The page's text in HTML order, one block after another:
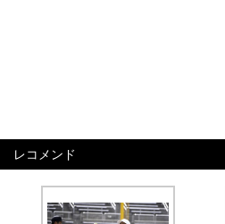
レコメンド